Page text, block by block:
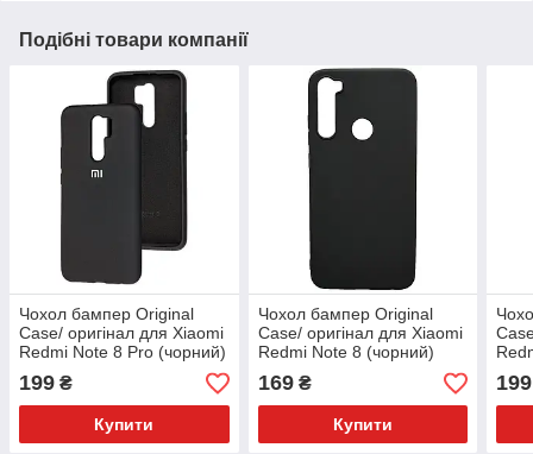
Подібні товари компанії
Чохол бампер Original
Case/ оригінал для Xiaomi
Redmi Note 8 Pro (чорний)
199 ₴
Купити
Чохол бампер Original
Case/ оригінал для Xiaomi
Redmi Note 8 (чорний)
169₴
Купити
199